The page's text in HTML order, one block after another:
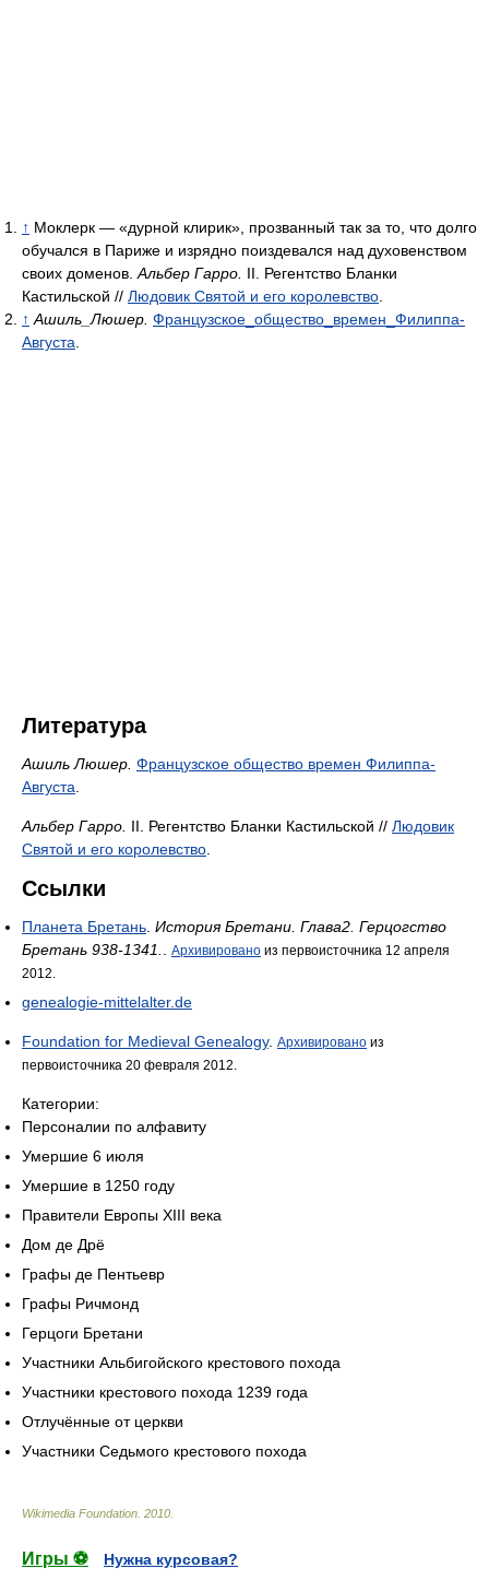
↑ Моклерк — «дурной клирик», прозванный так за то, что долго
обучался в Париже и изрядно поиздевался над духовенством
своих доменов. Альбер Гарро. II. Регентство Бланки
Кастильской // Людовик Святой и его королевство
↑ Ашиль_Люшер. Французское_общество_времен_Филиппа-
Августа
Литература
Ашиль Люшер. Французское общество времен Филиппа-
Августа
Альбер Гарро. II. Регентство Бланки Кастильской // Людовик
Святой и его королевство
Ссылки
Планета Бретань История Бретани. Глава2. Герцогство
Бретань 938-1341.
Архивировано из первоисточника 12 апреля
2012.
genealogie-mittelalter.de
Foundation for Medieval Genealogy. Архивировано из
первоисточника 20 февраля 2012.
Категории:
Персоналии по алфавиту
Умершие 6 июля
Умершие в 1250 году
Правители Европы XIII века
Дом де Дрё
Графы де Пентьевр
Графы Ричмонд
Герцоги Бретани
Участники Альбигойского крестового похода
Участники крестового похода 1239 года
Отлучённые от церкви
Участники Седьмого крестового похода
Wikimedia Foundation 2010
Игры ⚽
Нужна курсовая?